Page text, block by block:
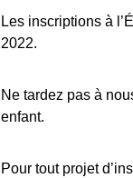
Les inscriptions à
2022.
Ne tardez pas à
enfant.
Pour tout projet